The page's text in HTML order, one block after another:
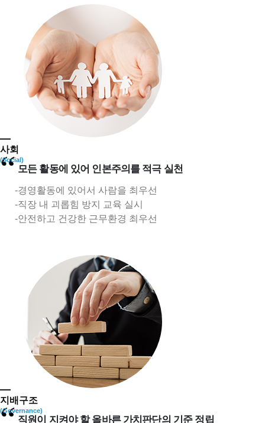
“ 모든 활동에 있어 인본주의를 적극 실천
경영활동에 있어서 사람을 최우선
직장 내 괴롭힘 방지 교육 실시
안전하고 건강한 근무환경 최우선
사회
(Social)
직원이 지켜야 할 올바른 가치판단의 기준 정립
지배구조
(Governance)